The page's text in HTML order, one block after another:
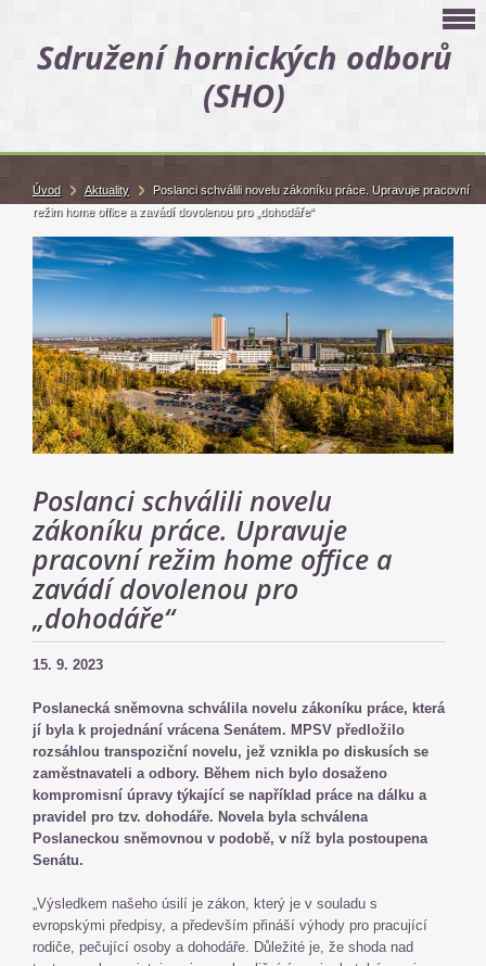
Sdružení hornických odborů
(SHO)
Poslanci schválili novelu
zákoníku práce. Upravuje
pracovní režim home office a
zavádí dovolenou pro
„dohodáře“
15. 9. 2023
Poslanecká sněmovna schválila novelu zákoníku práce, která
jí byla k projednání vrácena Senátem. MPSV předložilo
rozsáhlou transpoziční novelu, jež vznikla po diskusích se
zaměstnavateli a odbory. Během nich bylo dosaženo
kompromisní úpravy týkající se například práce na dálku a
pravidel pro tzv. dohodáře. Novela byla schválena
Poslaneckou sněmovnou v podobě, v níž byla postoupena
Senátu.
„Výsledkem našeho úsilí je zákon, který je v souladu s
evropskými předpisy, a především přináší výhody pro pracující
rodiče, pečující osoby a dohodáře. Důležité je, že shoda nad
Úvod Aktuality
Poslanci schválili novelu zákoníku práce. Upravuje pracovní
režim home office a zavádí dovolenou pro „dohodáře“